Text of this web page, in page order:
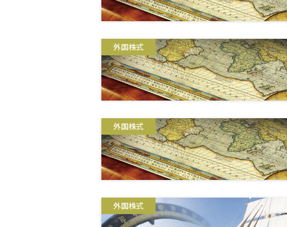
外国株式
外国株式
外国株式